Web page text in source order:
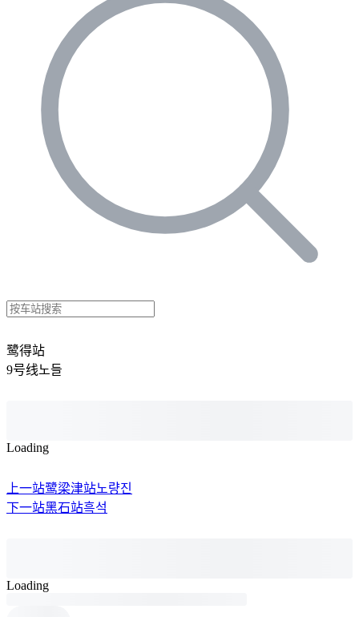
鹭得站
9号线노들
Loading
上一站鹭梁津站노량진
下一站黑石站흑석
Loading